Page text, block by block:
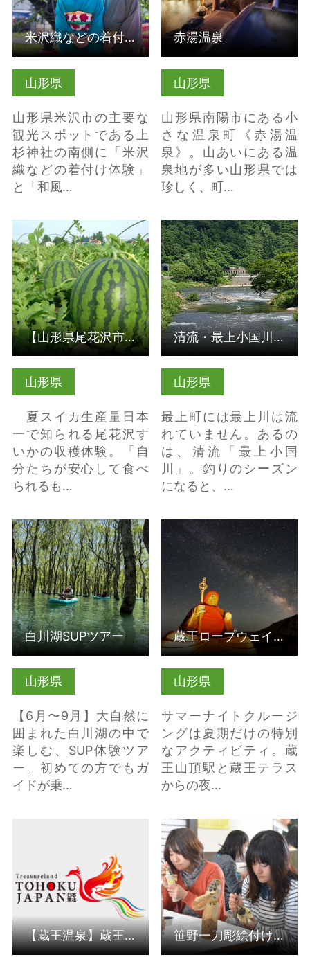
山形県
山形県米沢市の主要な
観光スポットである上
杉神社の南側に「米沢
織などの着付け体験」
と「和風…
米沢織などの着付け体験とまち歩き
山形県
山形県南陽市にある小
さな温泉町《赤湯温
泉》。山あいにある温
泉地が多い山形県では
珍しく、町…
赤湯温泉
山形県
夏スイカ生産量日本
一で知られる尾花沢す
いかの収穫体験。「自
分たちが安心して食べ
られるも…
【山形県尾花沢市】夏
スイカ生産量日本一！
尾花沢すいか「大玉…
の詳細はこちら
【山形県尾花沢市】夏スイカ生産量日本一！尾花沢すいか「大玉…
山形県
最上町には最上川は流
れていません。あるの
は、清流「最上小国
川」。釣りのシーズン
になると、…
清流・最上小国川
【最上町】 の詳細はこ
ちら
清流・最上小国川 【最上町】
山形県
【6月〜9月】大自然に
囲まれた白川湖の中で
楽しむ、SUP体験ツア
ー。初めての方でもガ
イドが乗…
白川湖SUPツアー の詳
細はこちら
白川湖SUPツアー
山形県
サマーナイトクルージ
ングは夏期だけの特別
なアクティビティ。蔵
王山頂駅と蔵王テラス
からの夜…
蔵王ロープウェイ・サ
マーナイトクルージン
グ の詳細はこちら
蔵王ロープウェイ・サマーナイトクルージング
【蔵王温泉】蔵王山岳インストラクター協会
笹野一刀彫絵付け体験
の詳細はこちら
笹野一刀彫絵付け体験